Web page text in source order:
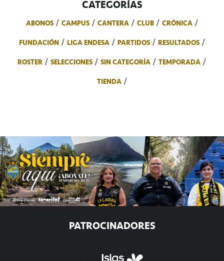
CATEGORÍAS
ABONOS CAMPUS CANTERA CLUB
CRÓNICA
FUNDACIÓN
LIGA ENDESA PARTIDOS
RESULTADOS
ROSTER
SELECCIONES SIN CATEGORÍA
TEMPORADA
TIENDA
PATROCINADORES